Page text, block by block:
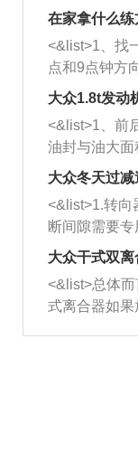
者是细棍，
堵塞情况比
施。
杂物推到排
三元催化器拆
西取出来。
的堵塞，就
洗剂对堵塞的
放在燃油箱中
动时，就可
室，最后形
催化器得到
能够得到解决
在家拿什么练
<&list>1、找
点和9点钟方
方向做一个
一圈半的练
圈数。
习，这样就可
驾驶车辆时
向。
大众1.8t发动
<&list>1、前
油封与油大
和发动机内
逐渐减弱，
活塞间隙过
的间隙扩大
造成烧机油。
机油粘度过
象，机油粘度
大众冬天过
<&list>1.转向
断间隙需要
无法制作，
店；
裂，破裂后会
损严重，磨损
响；<&list>3.
大众干式双
<&list>总体
式离合器如